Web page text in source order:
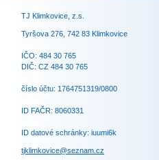
TJ Klimkovice, z.s.
Tyršova 276, 742 83 Klimkovice
IČO: 484 30 765
DIČ: CZ 484 30 765
číslo účtu: 1764751319/0800
ID FAČR: 8060331
ID datové schránky: iuumi6k
tjklimkovice@seznam.cz